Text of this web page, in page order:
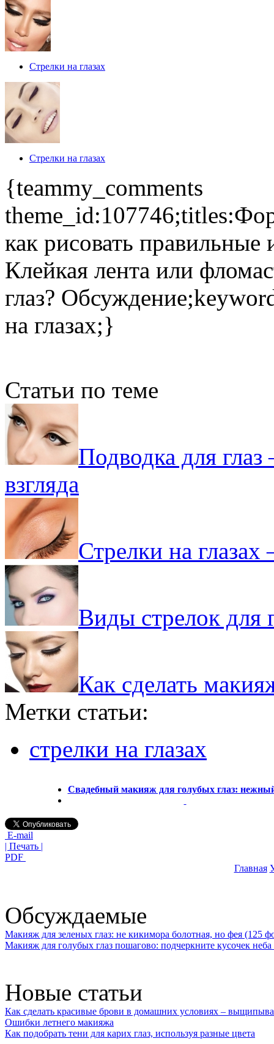
Стрелки на глазах
Стрелки на глазах
{teammy_comments
как рисовать правильные
Клейкая лента или
глаз?
на глазах;}
Статьи по теме
Подводка для
взгляда
Стрелки на глазах
Виды стрелок для
Как сделать
Метки статьи:
стрелки на глазах
Свадебный макияж для голубых глаз:
E-mail
| Печать |
PDF
Главная
Обсуждаемые
Макияж для зеленых глаз: не кикимора болотная, но фея (125
Макияж для голубых глаз пошагово: подчеркните кусочек
Новые статьи
Как сделать красивые брови в домашних условиях –
Ошибки летнего макияжа
Как подобрать тени для карих глаз, используя разные цвета